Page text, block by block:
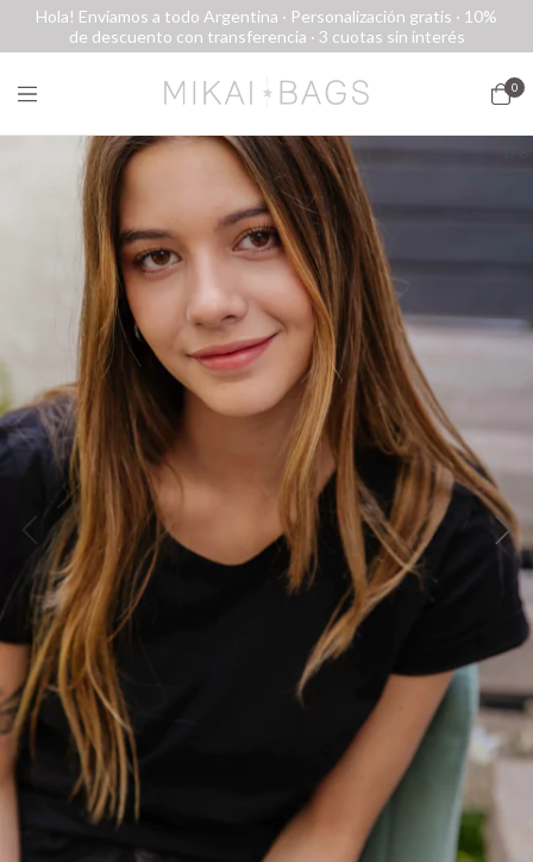
Hola! Enviamos a todo Argentina · Personalización gratis · 10%
de descuento con transferencia · 3 cuotas sin interés
0